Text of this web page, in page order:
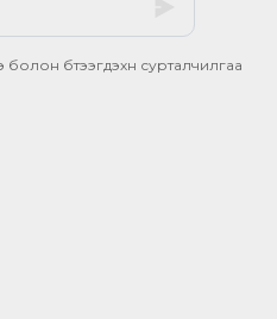
бүтээгдэхүүн сурталчилгаа